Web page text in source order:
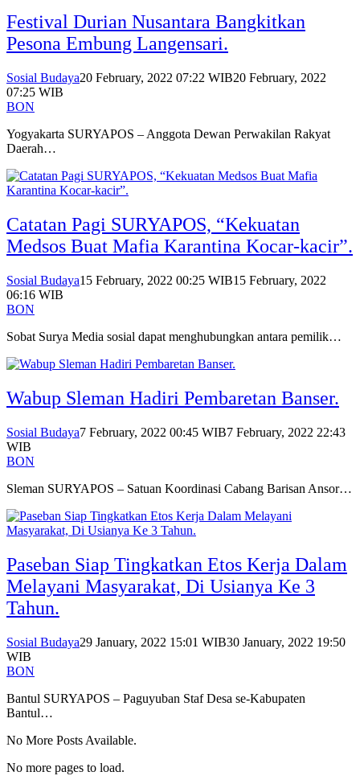
Festival Durian Nusantara Bangkitkan
Pesona Embung Langensari.
Sosial Budaya20 February, 2022 07:22 WIB20 February, 2022
07:25 WIB
BON
Yogyakarta SURYAPOS – Anggota Dewan Perwakilan Rakyat
Daerah…
Catatan Pagi SURYAPOS, “Kekuatan
Medsos Buat Mafia Karantina Kocar-kacir”.
Sosial Budaya15 February, 2022 00:25 WIB15 February, 2022
06:16 WIB
BON
Sobat Surya Media sosial dapat menghubungkan antara pemilik…
Wabup Sleman Hadiri Pembaretan Banser.
Sosial Budaya7 February, 2022 00:45 WIB7 February, 2022 22:43
WIB
BON
Sleman SURYAPOS – Satuan Koordinasi Cabang Barisan Ansor…
Paseban Siap Tingkatkan Etos Kerja Dalam
Melayani Masyarakat, Di Usianya Ke 3
Tahun.
Sosial Budaya29 January, 2022 15:01 WIB30 January, 2022 19:50
WIB
BON
Bantul SURYAPOS – Paguyuban Staf Desa se-Kabupaten
Bantul…
No More Posts Available.
No more pages to load.